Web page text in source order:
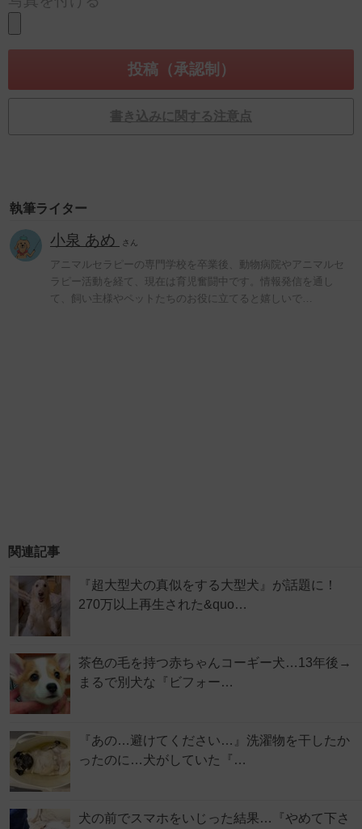
書き込みに関する注意点
執筆ライター
小泉 あめ さん
アニマルセラピーの専門学校を卒業後、動物病院やアニマルセ
ラピー活動を経て、現在は育児奮闘中です。情報発信を通し
て、飼い主様やペットたちのお役に立てると嬉しいで…
関連記事
『超大型犬の真似をする大型犬』が話題に！
270万以上再生された&quo…
茶色の毛を持つ赤ちゃんコーギー犬…13年後→
まるで別犬な『ビフォー…
『あの…避けてください…』洗濯物を干したか
ったのに…犬がしていた『…
犬の前でスマホをいじった結果…『やめて下さ